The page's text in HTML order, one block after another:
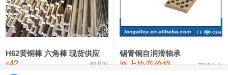
铸造铝合金锭(ZLD104) 24,100—24,300 24,200
压铸锌合金锭 26,250—26,450
氯化镍 38,300—40,300 39,300 0
H62黄铜棒 六角棒 现货供应
¥42 锦升发
锡青铜自润滑轴承
网上协商价格 芜湖合金